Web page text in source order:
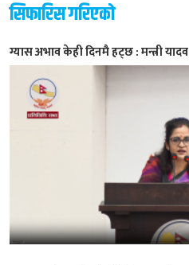
सिफारिस गरिएको
ग्यास अभाव केही दिनमै हट्छ : मन्त्री यादव